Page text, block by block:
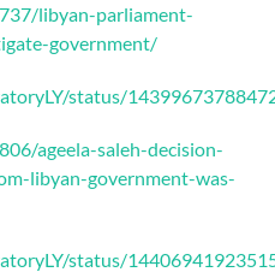
libyan-parliament-
government/
status/
ageela-saleh-decision-
libyan-government-was-
status/